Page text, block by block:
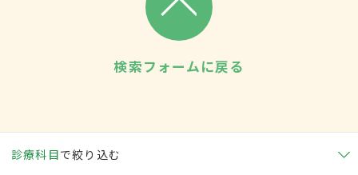
検索フォームに戻る
診療科目で絞り込む